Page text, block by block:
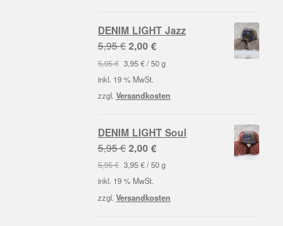
DENIM LIGHT Jazz
5,95€ Ursprünglicher
Preis
war:
5,95 €
2,00€Aktueller
Preis
2,00 €.
5,95€ 3,95€/50 g
inkl. 19 % MwSt.
zzgl.Versandkosten
DENIM LIGHT Soul
5,95€ Ursprünglicher
Preis
war:
5,95 €
2,00€Aktueller
Preis
2,00 €.
5,95€ 3,95€/50 g
inkl. 19 % MwSt.
zzgl.Versandkosten